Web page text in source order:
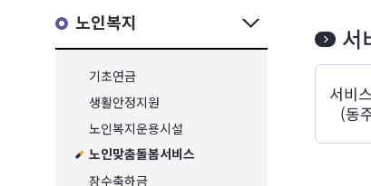
노인복지
기초연금
생활안정지원
노인복지운용시설
노인맞춤돌봄서비스
장수축하금
서
서비
(동